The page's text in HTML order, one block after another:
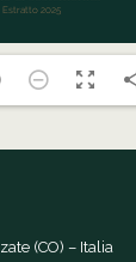
(CO) – Italia